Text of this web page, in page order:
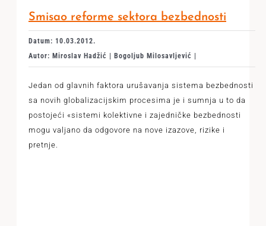
Smisao reforme sektora bezbednosti
Datum: 10.03.2012.
Autor: Miroslav Hadžić | Bogoljub Milosavljević |
Jedan od glavnih faktora urušavanja sistema bezbednosti
sa novih globalizacijskim procesima je i sumnja u to da
postojeći «sistemi kolektivne i zajedničke bezbednosti
mogu valjano da odgovore na nove izazove, rizike i
pretnje.